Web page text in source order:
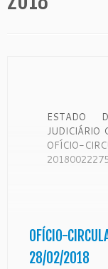
ESTADO
JUDICIÁRIO
OFÍCIO-
com
OFÍCIO-
28/02/2018